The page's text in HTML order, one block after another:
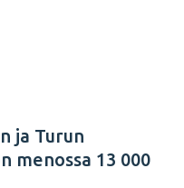
ja Turun
menossa 13 000